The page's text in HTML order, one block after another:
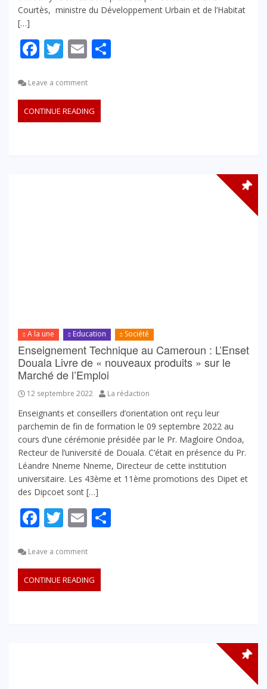
Courtès, ministre du Développement Urbain et de l’Habitat
[…]
Facebook
Twitter
Email
Leave a comment
CONTINUE READING
A la une Education Société
Enseignement Technique au Cameroun : L’Enset
Douala Livre de « nouveaux produits » sur le
Marché de l’Emploi
12 septembre 2022 La rédaction
Enseignants et conseillers d’orientation ont reçu leur
parchemin de fin de formation le 09 septembre 2022 au
cours d’une cérémonie présidée par le Pr. Magloire Ondoa,
Recteur de l’université de Douala. C’était en présence du Pr.
Léandre Nneme Nneme, Directeur de cette institution
universitaire. Les 43ème et 11ème promotions des Dipet et
des Dipcoet sont […]
Facebook
Twitter
Email
Leave a comment
CONTINUE READING